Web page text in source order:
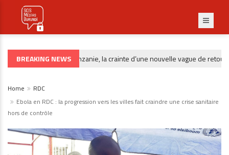
BREAKING NEWS
RÉFUGIÉS Après la Tanzanie, la crainte d’une nouvelle vague de retours
Home
RDC
Ebola en RDC : la progression vers les villes fait craindre une crise sanitaire
hors de contrôle